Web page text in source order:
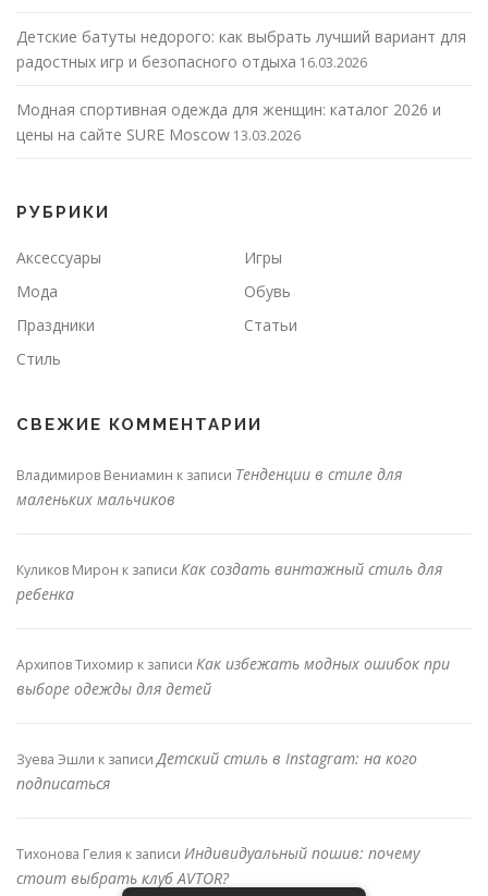
Детские батуты недорого: как выбрать лучший вариант для
радостных игр и безопасного отдыха 16.03.2026
Модная спортивная одежда для женщин: каталог 2026 и
цены на сайте SURE Moscow 13.03.2026
РУБРИКИ
Аксессуары
Игры
Мода
Обувь
Праздники
Статьи
Стиль
СВЕЖИЕ КОММЕНТАРИИ
Владимиров Вениамин к записи Тенденции в стиле для
маленьких мальчиков
Куликов Мирон к записи Как создать винтажный стиль для
ребенка
Архипов Тихомир к записи Как избежать модных ошибок при
выборе одежды для детей
Зуева Эшли к записиДетский стиль в Instagram: на кого
подписаться
Тихонова Гелия к записи Индивидуальный пошив: почему
стоит выбрать клуб AVTOR?